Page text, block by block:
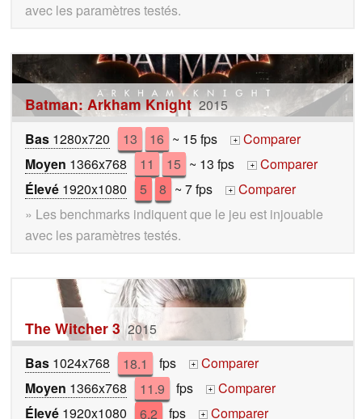
avec les paramètres testés.
Batman: Arkham Knight 2015
Bas 1280x720 13 16 ~ 15 fps + Comparer
Moyen 1366x768 11 15 ~ 13 fps + Comparer
Élevé 1920x1080 5 8 ~ 7 fps + Comparer
» Les benchmarks indiquent que le jeu est injouable
avec les paramètres testés.
The Witcher 3 2015
Bas 1024x768 18.1 fps +
Comparer
Moyen 1366x768 11.9 fps +
Comparer
Élevé 1920x1080 6.2 fps + Comparer